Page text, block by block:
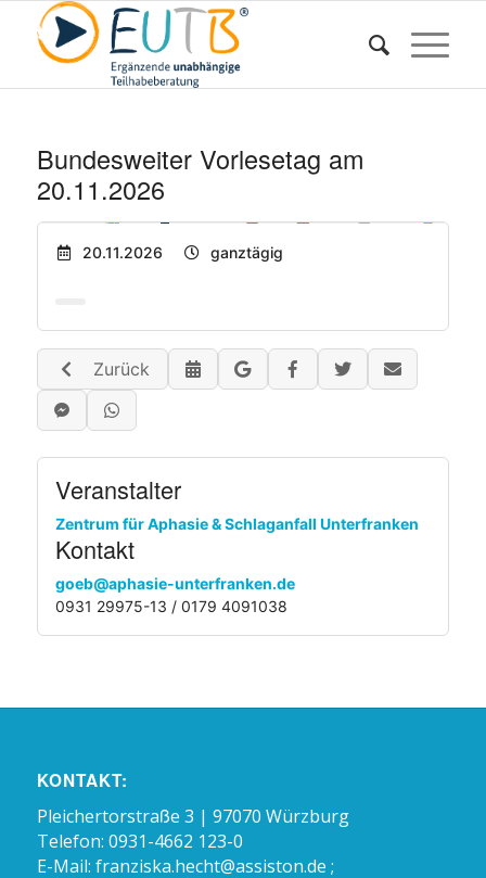
Bundesweiter Vorlesetag am
20.11.2026
20.11.2026 ganztägig
Zurück
Veranstalter
Zentrum für Aphasie & Schlaganfall Unterfranken
Kontakt
goeb@aphasie-unterfranken.de
0931 29975-13 / 0179 4091038
KONTAKT:
Pleichertorstraße 3 | 97070 Würzburg
Telefon: 0931-4662 123-0
E-Mail: franziska.hecht@assiston.de ;